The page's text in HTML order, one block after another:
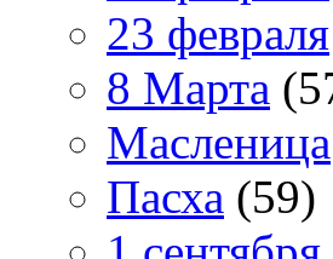
23 февраля
8 Марта
Масленица
Пасха (59)